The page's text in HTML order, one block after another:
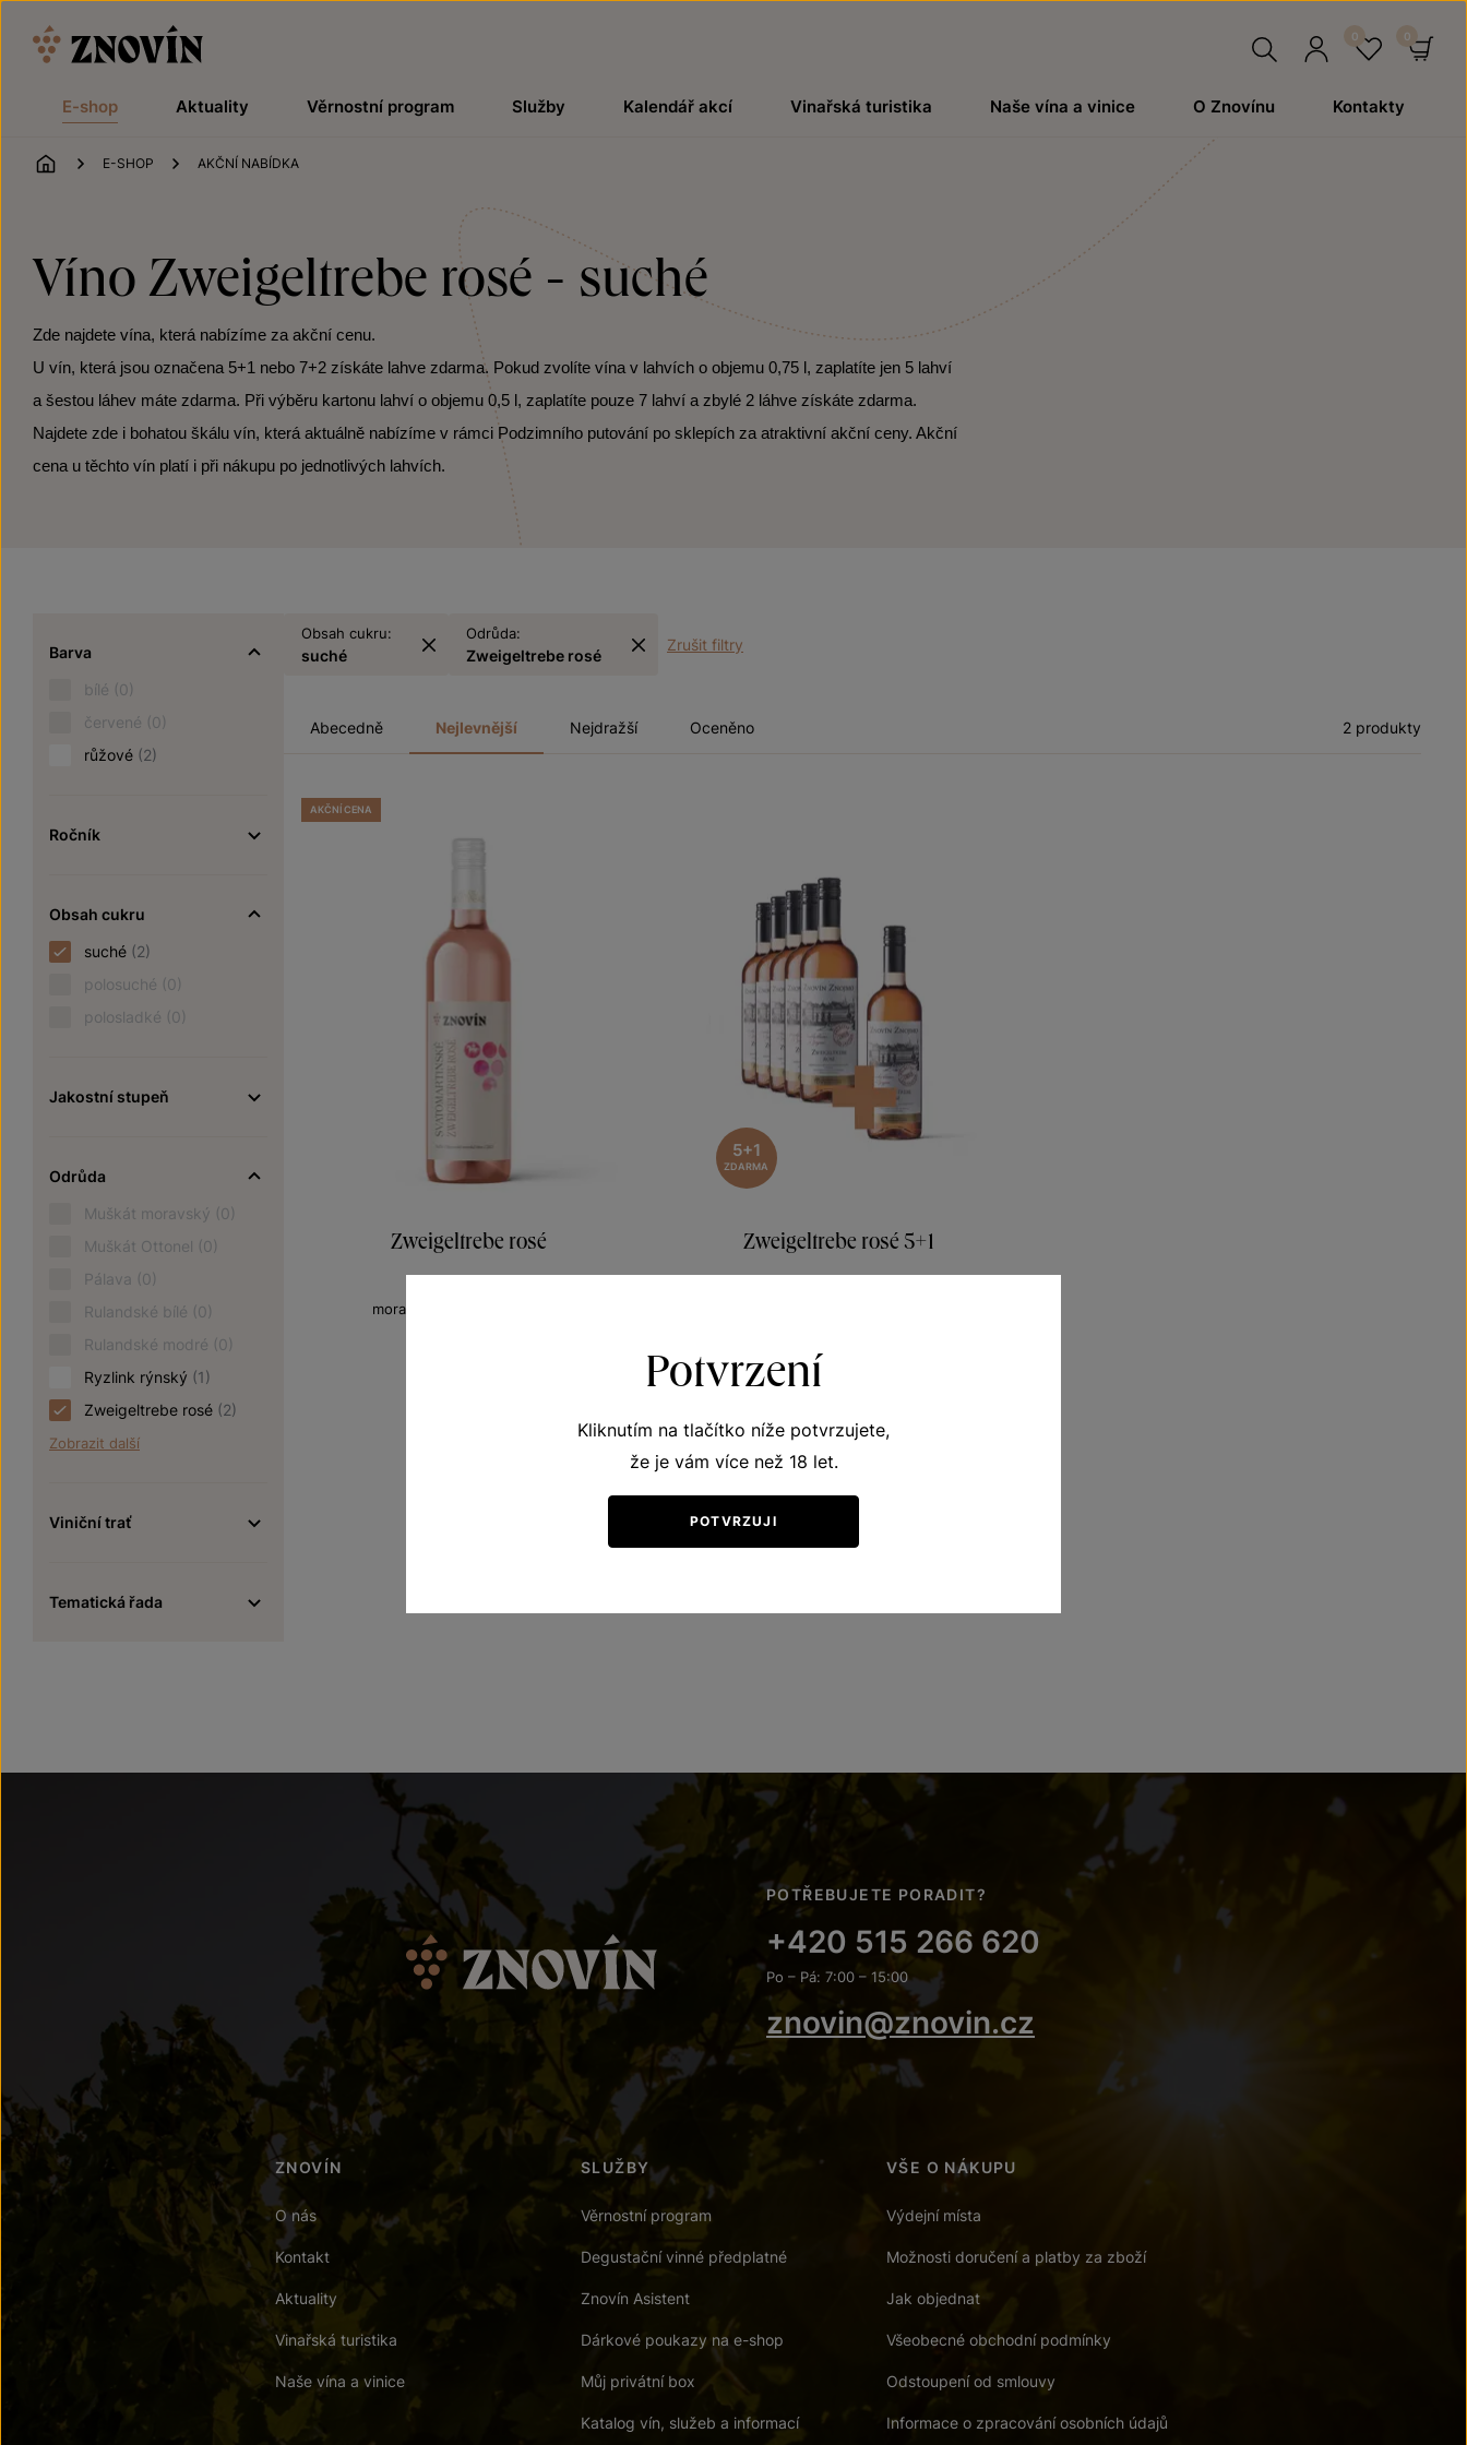
E-shop Aktuality Věrnostní program Služby Kalendář akcí Vinařská turistika Naše vína a vinice O Znovínu Kontakty
ÚVOD
E-SHOP AKČNÍ NABÍDKA
Víno Zweigeltrebe rosé - suché
Zde najdete vína, která nabízíme za akční cenu.
U vín, která jsou označena 5+1 nebo 7+2 získáte lahve zdarma. Pokud zvolíte vína v lahvích o objemu 0,75 l, zaplatíte jen 5 lahví
a šestou láhev máte zdarma. Při výběru kartonu lahví o objemu 0,5 l, zaplatíte pouze 7 lahví a zbylé 2 láhve získáte zdarma.
Najdete zde i bohatou škálu vín, která aktuálně nabízíme v rámci Podzimního putování po sklepích za atraktivní akční ceny. Akční
cena u těchto vín platí i při nákupu po jednotlivých lahvích.
Barva
bílé (0)
červené (0)
růžové (2)
Ročník
Obsah cukru
suché (2)
polosuché (0)
polosladké (0)
Jakostní stupeň
Odrůda
Muškát moravský (0)
Muškát Ottonel (0)
Pálava (0)
Rulandské bílé (0)
Rulandské modré (0)
Ryzlink rýnský (1)
Zweigeltrebe rosé (2)
Zobrazit další
Viniční trať
Tematická řada
Obsah cukru:
suché
Odrůda:
Zweigeltrebe rosé
Zrušit filtry
Abecedně Nejlevnější Nejdražší Oceněno 2 produkty
Zweigeltrebe rosé
moravské zemské víno 2025
AKČNÍ CENA
5+1
ZDARMA
Zweigeltrebe rosé 5+1
510 Kč
POTŘEBUJETE PORADIT?
+420 515 266 620
Po – Pá: 7:00 – 15:00
znovin@znovin.cz
ZNOVÍN
O nás
Kontakt
Aktuality
Vinařská turistika
Naše vína a vinice
SLUŽBY
Věrnostní program
Degustační vinné předplatné
Znovín Asistent
Dárkové poukazy na e-shop
Můj privátní box
Katalog vín, služeb a informací
VŠE O NÁKUPU
Výdejní místa
Možnosti doručení a platby za zboží
Jak objednat
Všeobecné obchodní podmínky
Odstoupení od smlouvy
Informace o zpracování osobních údajů
Potvrzení
Kliknutím na tlačítko níže potvrzujete,
že je vám více než 18 let.
POTVRZUJI